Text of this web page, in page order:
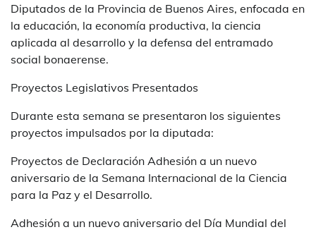
Diputados de la Provincia de Buenos Aires, enfocada en
la educación, la economía productiva, la ciencia
aplicada al desarrollo y la defensa del entramado
social bonaerense.
Proyectos Legislativos Presentados
Durante esta semana se presentaron los siguientes
proyectos impulsados por la diputada:
Proyectos de Declaración Adhesión a un nuevo
aniversario de la Semana Internacional de la Ciencia
para la Paz y el Desarrollo.
Adhesión a un nuevo aniversario del Día Mundial del